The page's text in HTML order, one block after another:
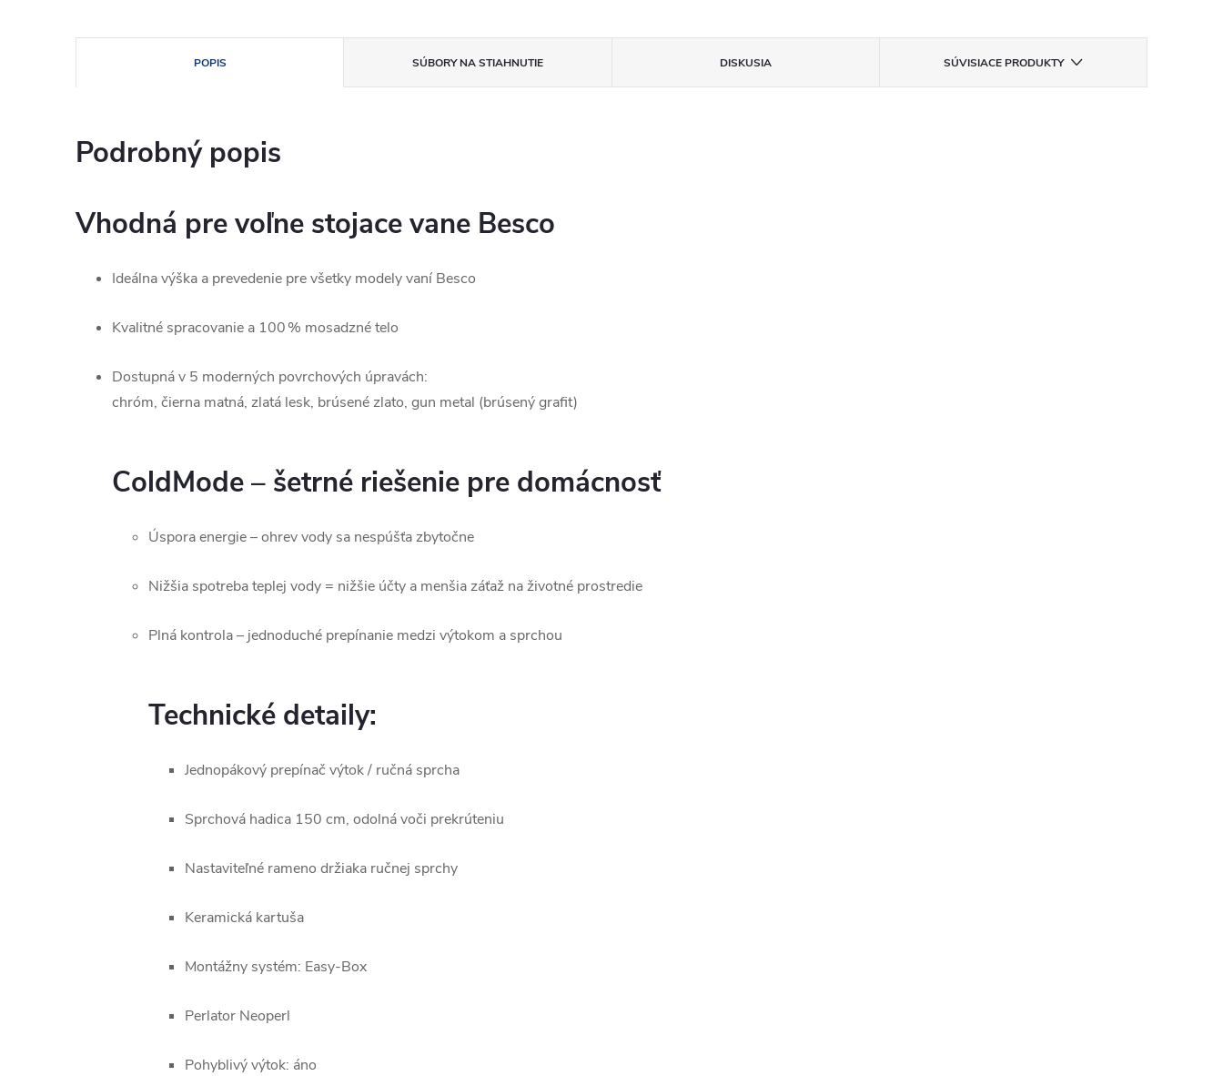
POPIS SÚBORY NA STIAHNUTIE DISKUSIA SÚVISIACE PRODUKTY
Podrobný popis
Vhodná pre voľne stojace vane Besco
Ideálna výška a prevedenie pre všetky modely vaní Besco
Kvalitné spracovanie a 100 % mosadzné telo
Dostupná v 5 moderných povrchových úpravách:
chróm, čierna matná, zlatá lesk, brúsené zlato, gun metal (brúsený grafit)
ColdMode – šetrné riešenie pre domácnosť
Úspora energie – ohrev vody sa nespúšťa zbytočne
Nižšia spotreba teplej vody = nižšie účty a menšia záťaž na životné prostredie
Plná kontrola – jednoduché prepínanie medzi výtokom a sprchou
Technické detaily:
Jednopákový prepínač výtok / ručná sprcha
Sprchová hadica 150 cm, odolná voči prekrúteniu
Nastaviteľné rameno držiaka ručnej sprchy
Keramická kartuša
Montážny systém: Easy-Box
Perlator Neoperl
Pohyblivý výtok: áno